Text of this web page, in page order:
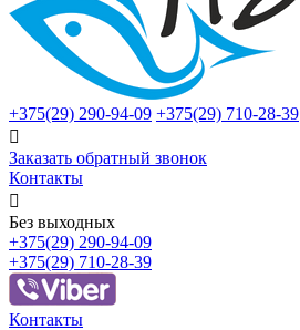
+375(29) 290-94-09 +375(29) 710-28-39

Заказать обратный звонок
Контакты

Без выходных
+375(29) 290-94-09
+375(29) 710-28-39
Контакты